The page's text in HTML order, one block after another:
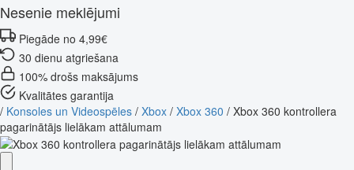
Nesenie meklējumi
Piegāde no 4,99€
30 dienu atgriešana
100% drošs maksājums
Kvalitātes garantija
/ Konsoles un Videospēles / Xbox / Xbox 360 / Xbox 360 kontrollera
pagarinātājs lielākam attālumam